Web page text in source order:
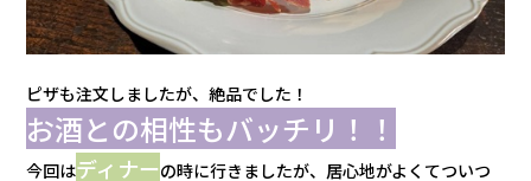
ピザも注文しましたが、絶品でした！
お酒との相性もバッチリ！！
今回はディナーの時に行きましたが、居心地がよくてついつ